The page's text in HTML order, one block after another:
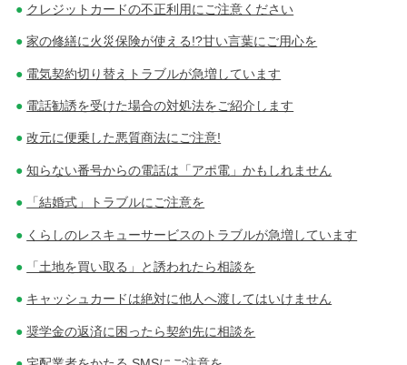
クレジットカードの不正利用にご注意ください
家の修繕に火災保険が使える!?甘い言葉にご用心を
電気契約切り替えトラブルが急増しています
電話勧誘を受けた場合の対処法をご紹介します
改元に便乗した悪質商法にご注意!
知らない番号からの電話は「アポ電」かもしれません
「結婚式」トラブルにご注意を
くらしのレスキューサービスのトラブルが急増しています
「土地を買い取る」と誘われたら相談を
キャッシュカードは絶対に他人へ渡してはいけません
奨学金の返済に困ったら契約先に相談を